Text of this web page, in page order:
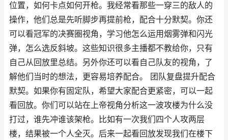
位置，如何卡点如何开枪。我经常看那些一穿三的敌人的
操作，他们总是先听脚步再提前枪，配合十分默契。你还
可以看冠军的决赛圈视角，学习他怎么运用烟雾弹和闪光
弹，怎么选反斜坡。这些知识很多主播都不教给你，只有
自己从回放里总结。另外你还可以看自己队友的视角，了
解他们当时的想法，更容易培养配合。 团队复盘提升配合
默契。如果你有固定队，希望大家配合更紧密，可以一起
看回放。你们可以站在上帝视角分析这一波攻楼为什么没
打过，谁先冲谁该架枪。比如有一次我们四个人攻两层
楼，结果被一个人全灭。后来一起看回放发现我们在楼下